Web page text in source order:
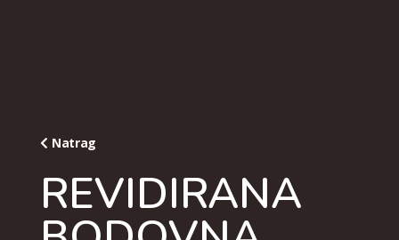
Natrag
REVIDIRANA